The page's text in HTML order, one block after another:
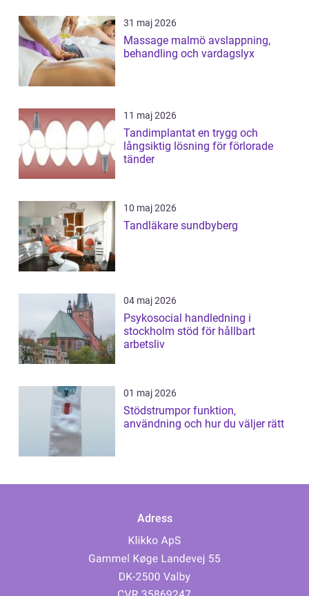
31 maj 2026
Massage malmö avslappning,
behandling och vardagslyx
11 maj 2026
Tandimplantat en trygg och
långsiktig lösning för förlorade
tänder
10 maj 2026
Tandläkare sundbyberg
04 maj 2026
Psykosocial handledning i
stockholm stöd för hållbart
arbetsliv
01 maj 2026
Stödstrumpor funktion,
användning och hur du väljer rätt
Adress